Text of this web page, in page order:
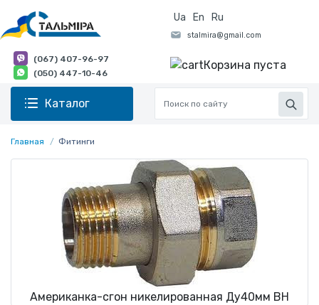
Ua En Ru
(067) 407-96-97
(050) 447-10-46
Корзина пуста
Каталог
Главная Фитинги
Американка-сгон никелированная Ду40мм ВН